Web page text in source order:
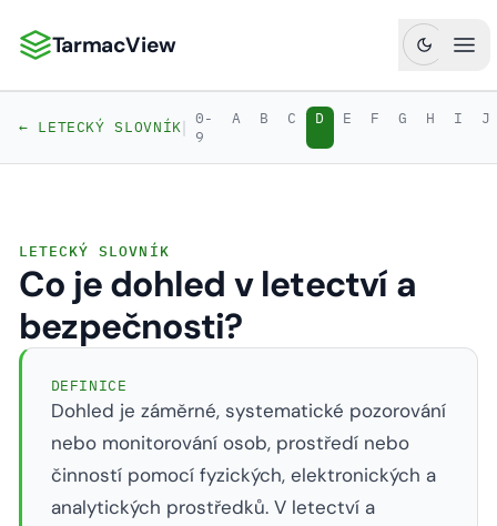
TarmacView: Precizní letecká analytika
TarmacView
← LETECKÝ SLOVNÍK| 0-
9
A B C D E F G H I J
LETECKÝ SLOVNÍK
Co je dohled v letectví a
bezpečnosti?
DEFINICE
Dohled je záměrné, systematické pozorování
nebo monitorování osob, prostředí nebo
činností pomocí fyzických, elektronických a
analytických prostředků. V letectví a